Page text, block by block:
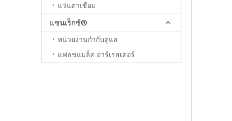
แว่นตาเชื่อม
แซนเร็กซ์®
หน่วยงานกำกับดูแล
แฟลชแบล็ค อาร์เรสเตอร์